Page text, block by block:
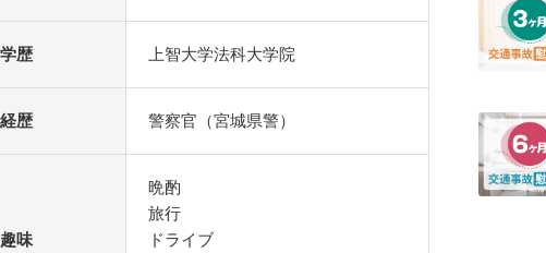
学歴 上智大学法科大学院
経歴 警察官（宮城県警）
趣味
晩酌
旅行
ドライブ